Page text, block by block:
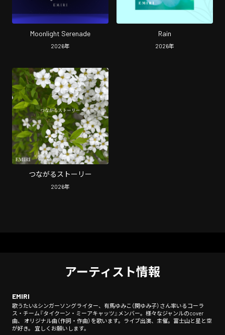
Moonlight Serenade
2026年
Rain
2026年
つながるストーリー
2026年
アーティスト情報
EMIRI
歌うたい&シンガーソングライター、有馬ゆみこ（関ゆみ子）さん率いるコーラ
ス・チーム『タイクーン・ミーアキャッツ』メンバー。様々なジャンルのcover
曲、 オリジナル曲（作詞・作曲）を歌います。ライブ出演、主催。富士山と星と空
が好き。 宜しくお願いします。